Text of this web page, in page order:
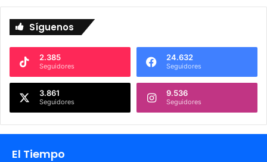
Síguenos
2.385
Seguidores
24.632
Seguidores
3.861
Seguidores
9.536
Seguidores
El Tiempo